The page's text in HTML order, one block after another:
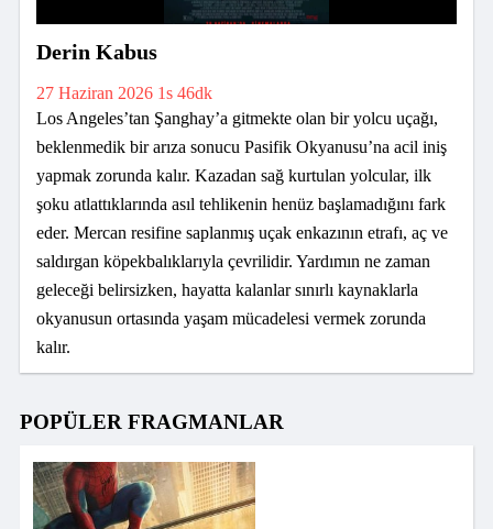
Derin Kabus
27 Haziran 2026 1s 46dk
Los Angeles’tan Şanghay’a gitmekte olan bir yolcu uçağı,
beklenmedik bir arıza sonucu Pasifik Okyanusu’na acil iniş
yapmak zorunda kalır. Kazadan sağ kurtulan yolcular, ilk
şoku atlattıklarında asıl tehlikenin henüz başlamadığını fark
eder. Mercan resifine saplanmış uçak enkazının etrafı, aç ve
saldırgan köpekbalıklarıyla çevrilidir. Yardımın ne zaman
geleceği belirsizken, hayatta kalanlar sınırlı kaynaklarla
okyanusun ortasında yaşam mücadelesi vermek zorunda
kalır.
POPÜLER FRAGMANLAR